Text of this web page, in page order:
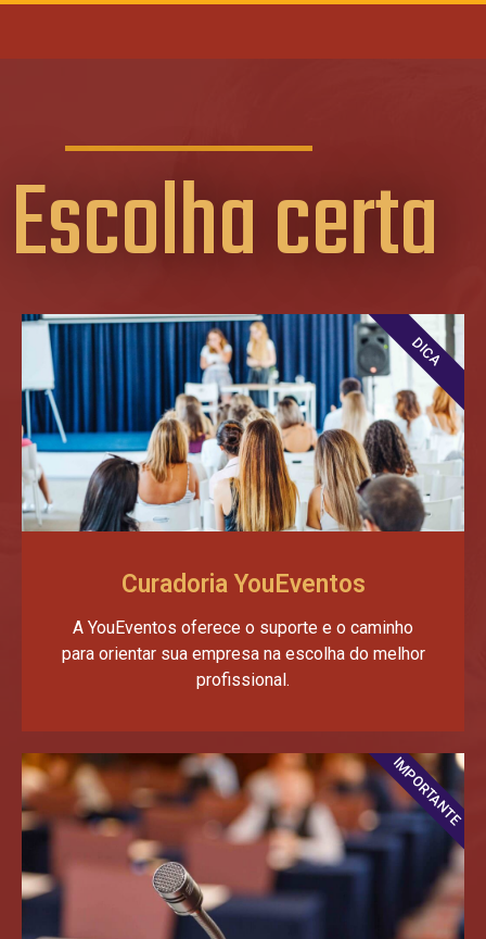
Escolha certa
Curadoria YouEventos
A YouEventos oferece o suporte e o caminho
para orientar sua empresa na escolha do melhor
profissional.
DICA
IMPORTANTE